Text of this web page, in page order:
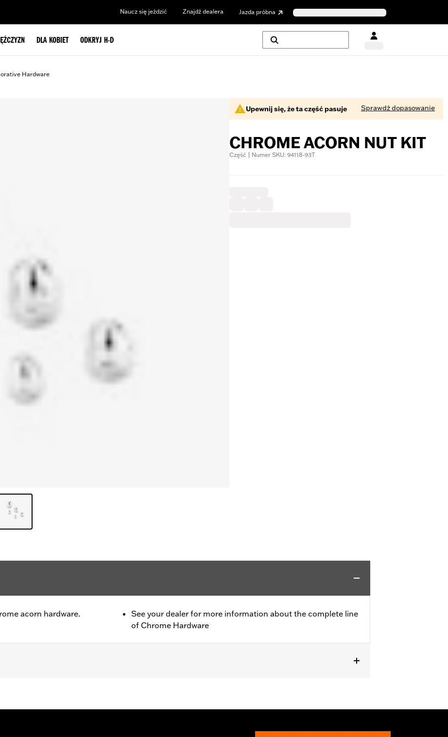
Naucz się jeździć Znajdź dealera Jazda próbna
DLA KOBIET ODKRYJ H-D
Hardware
Upewnij się, że ta część pasuje Sprawdź dopasowanie
CHROME ACORN NUT KIT
Część | Numer SKU: 94118-93T
acorn hardware.
See your dealer for more information about the complete line
of Chrome Hardware
nuts